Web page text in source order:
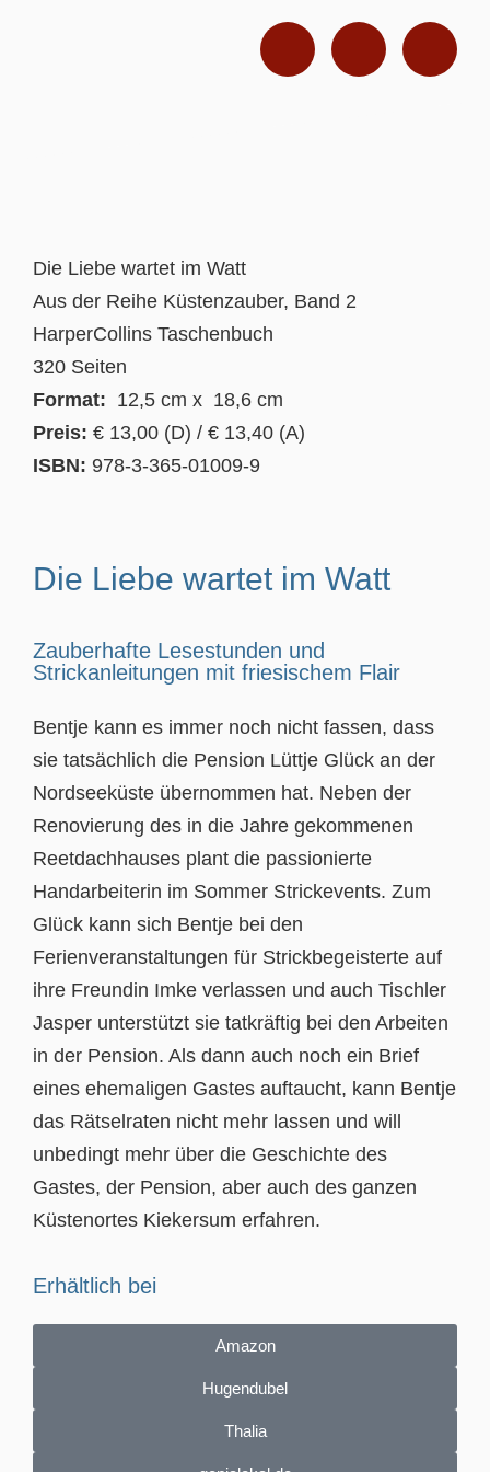
Die Liebe wartet im Watt
Aus der Reihe Küstenzauber, Band 2
HarperCollins Taschenbuch
320 Seiten
Format: 12,5 cm x 18,6 cm
Preis: € 13,00 (D) / € 13,40 (A)
ISBN: 978-3-365-01009-9
Die Liebe wartet im Watt
Zauberhafte Lesestunden und
Strickanleitungen mit friesischem Flair
Bentje kann es immer noch nicht fassen, dass
sie tatsächlich die Pension Lüttje Glück an der
Nordseeküste übernommen hat. Neben der
Renovierung des in die Jahre gekommenen
Reetdachhauses plant die passionierte
Handarbeiterin im Sommer Strickevents. Zum
Glück kann sich Bentje bei den
Ferienveranstaltungen für Strickbegeisterte auf
ihre Freundin Imke verlassen und auch Tischler
Jasper unterstützt sie tatkräftig bei den Arbeiten
in der Pension. Als dann auch noch ein Brief
eines ehemaligen Gastes auftaucht, kann Bentje
das Rätselraten nicht mehr lassen und will
unbedingt mehr über die Geschichte des
Gastes, der Pension, aber auch des ganzen
Küstenortes Kiekersum erfahren.
Erhältlich bei
Amazon
Hugendubel
Thalia